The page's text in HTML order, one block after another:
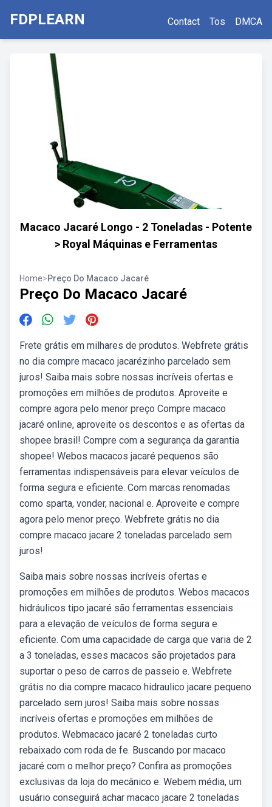
FDPLEARN Contact Tos DMCA
Macaco Jacaré Longo - 2 Toneladas - Potente
> Royal Máquinas e Ferramentas
Home>Preço Do Macaco Jacaré
Preço Do Macaco Jacaré
Frete grátis em milhares de produtos. Webfrete grátis
no dia compre macaco jacarézinho parcelado sem
juros! Saiba mais sobre nossas incríveis ofertas e
promoções em milhões de produtos. Aproveite e
compre agora pelo menor preço Compre macaco
jacaré online, aproveite os descontos e as ofertas da
shopee brasil! Compre com a segurança da garantia
shopee! Webos macacos jacaré pequenos são
ferramentas indispensáveis para elevar veículos de
forma segura e eficiente. Com marcas renomadas
como sparta, vonder, nacional e. Aproveite e compre
agora pelo menor preço. Webfrete grátis no dia
compre macaco jacare 2 toneladas parcelado sem
juros!
Saiba mais sobre nossas incríveis ofertas e
promoções em milhões de produtos. Webos macacos
hidráulicos tipo jacaré são ferramentas essenciais
para a elevação de veículos de forma segura e
eficiente. Com uma capacidade de carga que varia de 2
a 3 toneladas, esses macacos são projetados para
suportar o peso de carros de passeio e. Webfrete
grátis no dia compre macaco hidraulico jacare pequeno
parcelado sem juros! Saiba mais sobre nossas
incríveis ofertas e promoções em milhões de
produtos. Webmacaco jacaré 2 toneladas curto
rebaixado com roda de fe. Buscando por macaco
jacaré com o melhor preço? Confira as promoções
exclusivas da loja do mecânico e. Webem média, um
usuário conseguirá achar macaco jacare 2 toneladas